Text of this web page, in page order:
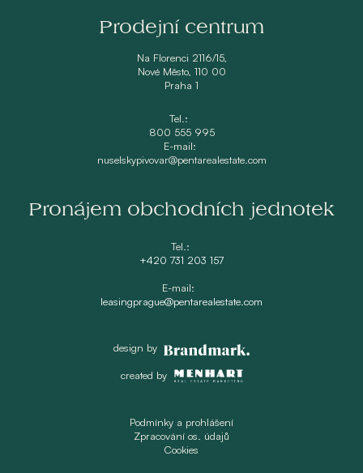
Prodejní centrum
Na Florenci 2116/15,
Nové Město, 110 00
Praha 1
Tel.:
800 555 995
E-mail:
nuselskypivovar@pentarealestate.com
Pronájem obchodních jednotek
Tel.:
+420 731 203 157
E-mail:
leasingprague@pentarealestate.com
design by
created by
Podmínky a prohlášení
Zpracování os. údajů
Cookies